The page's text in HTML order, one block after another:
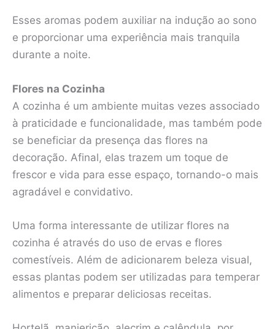
Esses aromas podem auxiliar na indução ao sono
e proporcionar uma experiência mais tranquila
durante a noite.
Flores na Cozinha
A cozinha é um ambiente muitas vezes associado
à praticidade e funcionalidade, mas também pode
se beneficiar da presença das flores na
decoração. Afinal, elas trazem um toque de
frescor e vida para esse espaço, tornando-o mais
agradável e convidativo.
Uma forma interessante de utilizar flores na
cozinha é através do uso de ervas e flores
comestíveis. Além de adicionarem beleza visual,
essas plantas podem ser utilizadas para temperar
alimentos e preparar deliciosas receitas.